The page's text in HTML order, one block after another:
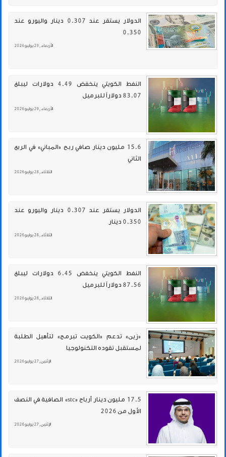
الدولار يستقر عند 0.307 دينار واليورو عند
0.350
الأربعاء , 29 يوليو 2026
النفط الكويتي ينخفض 4.49 دولارات ليبلغ
83.07 دولاراً للبرميل
الأربعاء , 29 يوليو 2026
15.6 مليون دينار صافي ربح «المباني» في الربع
الثاني
الثلاثاء , 28 يوليو 2026
الدولار يستقر عند 0.307 دينار واليورو عند
0.350 دينار
الثلاثاء , 28 يوليو 2026
النفط الكويتي ينخفض 6.45 دولارات ليبلغ
87.56 دولاراً للبرميل
الثلاثاء , 28 يوليو 2026
«زين» تدعم «الكويت تبرمج» لتأهيل الطلبة
لمستقبل تقوده التكنولوجيا
الإثنين , 27 يوليو 2026
17.5 مليون دينار أرباح «stc» الصافية في النصف
الأول من 2026
الإثنين , 27 يوليو 2026